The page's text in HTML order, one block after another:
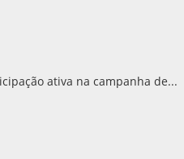
ativa na campanha de...